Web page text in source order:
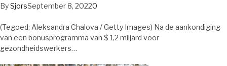
BySjorsSeptember 8, 20220
(Tegoed: Aleksandra Chalova / Getty Images) Na de aankondiging
van een bonusprogramma van $ 1,2 miljard voor
gezondheidswerkers…